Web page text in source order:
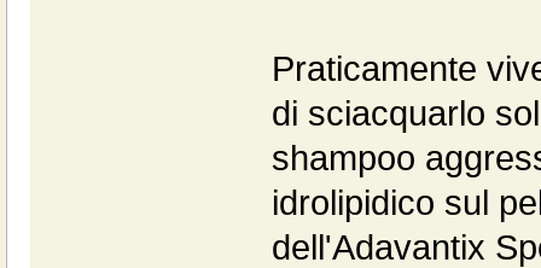
Praticamente
di sciacquarlo
shampoo
idrolipidico sul
dell'Adavantix